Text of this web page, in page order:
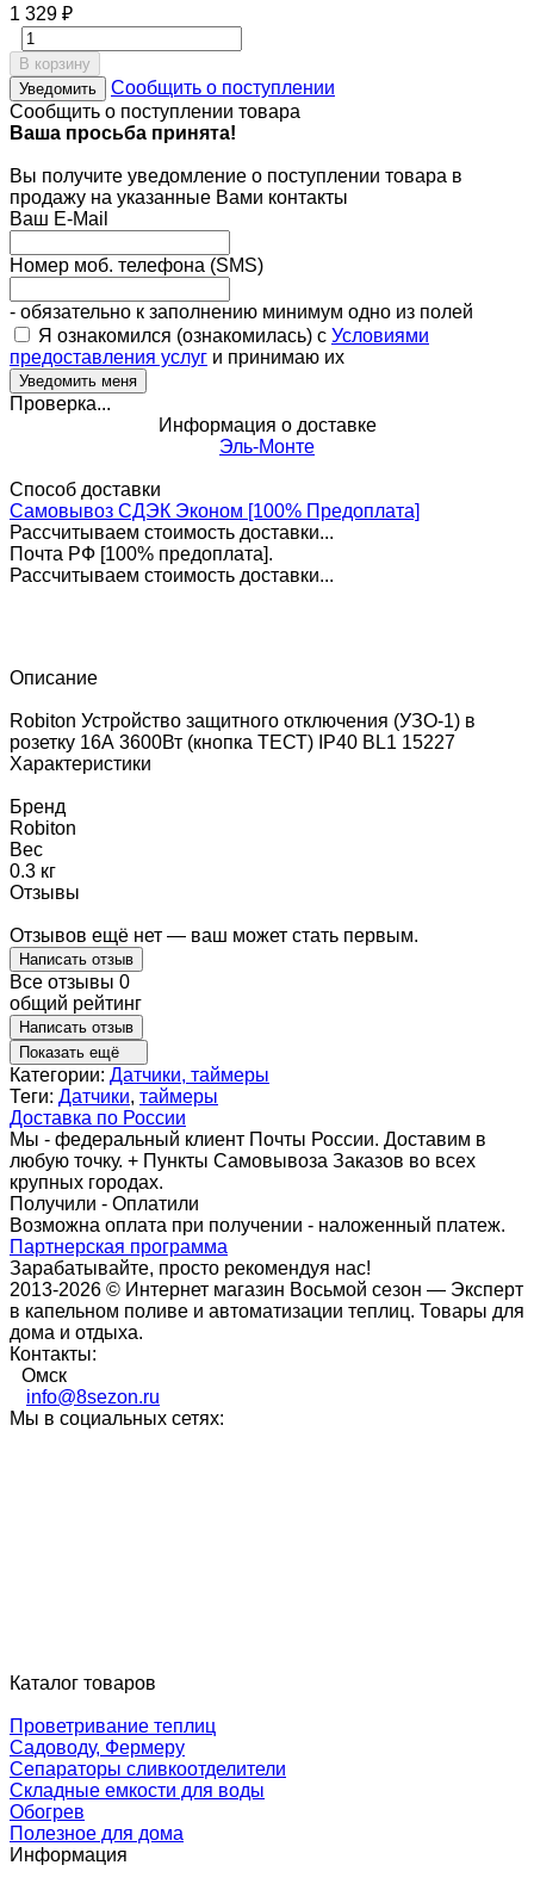
1 329 ₽
В корзину
Уведомить
Сообщить о поступлении
Сообщить о поступлении товара
Ваша просьба принята!
Вы получите уведомление о поступлении товара в
продажу на указанные Вами контакты
Ваш E-Mail
Номер моб. телефона (SMS)
- обязательно к заполнению минимум одно из полей
Я ознакомился (ознакомилась) с Условиями
предоставления услуг и принимаю их
Проверка...
Информация о доставке
Эль-Монте
Способ доставки
Самовывоз СДЭК Эконом [100% Предоплата]
Рассчитываем стоимость доставки...
Почта РФ [100% предоплата].
Рассчитываем стоимость доставки...
Описание
Robiton Устройство защитного отключения (УЗО-1) в
розетку 16А 3600Вт (кнопка ТЕСТ) IP40 BL1 15227
Характеристики
Бренд
Robiton
Вес
0.3 кг
Отзывы
Отзывов ещё нет — ваш может стать первым.
Написать отзыв
Все отзывы 0
общий рейтинг
Написать отзыв
Показать ещё
Категории: Датчики, таймеры
Теги: Датчики, таймеры
Доставка по России
Мы - федеральный клиент Почты России. Доставим в
любую точку. + Пункты Самовывоза Заказов во всех
крупных городах.
Получили - Оплатили
Возможна оплата при получении - наложенный платеж.
Партнерская программа
Зарабатывайте, просто рекомендуя нас!
2013-2026 © Интернет магазин Восьмой сезон — Эксперт
в капельном поливе и автоматизации теплиц. Товары для
дома и отдыха.
Контакты:
Омск
info@8sezon.ru
Мы в социальных сетях:
Каталог товаров
Проветривание теплиц
Садоводу, Фермеру
Сепараторы сливкоотделители
Складные емкости для воды
Обогрев
Полезное для дома
Информация